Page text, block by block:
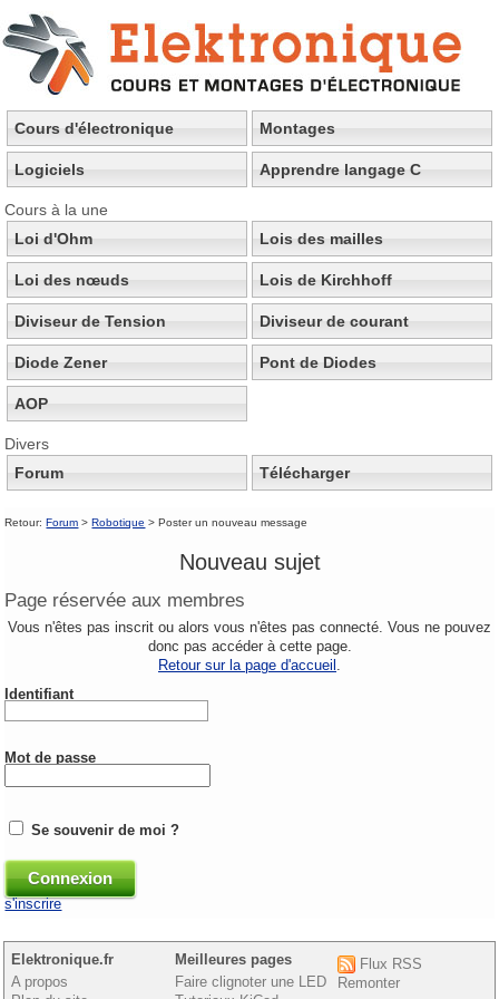
Cours d'électronique Montages
Logiciels Apprendre langage C
Cours à la une
Loi d'Ohm
Lois des mailles
Loi des nœuds Lois de Kirchhoff
Diviseur de Tension Diviseur de courant
Diode Zener Pont de Diodes
AOP
Divers
Forum
Télécharger
Retour:Forum >Robotique > Poster un nouveau message
Nouveau sujet
Page réservée aux membres
Vous n'êtes pas inscrit ou alors vous n'êtes pas connecté. Vous ne pouvez
donc pas accéder à cette page.
Retour sur la page d'accueil .
Identifiant
Mot de passe
Se souvenir de moi ?
s'inscrire
Elektronique.fr
A propos
Meilleures pages
Faire clignoter une LED
Flux RSS
Remonter